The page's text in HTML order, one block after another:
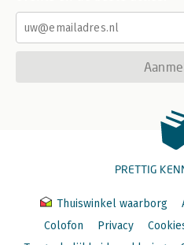
PRETTIG
Thuiswinkel waarborg
Colofon
Privacy